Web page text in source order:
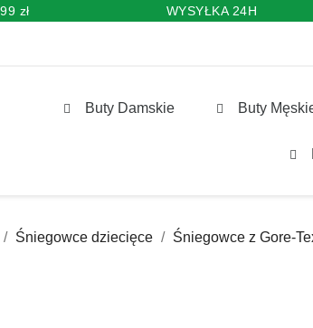
zł WYSYŁKA 24H
Buty Damskie Buty
Śniegowce dziecięce Śniegowce z Gore-